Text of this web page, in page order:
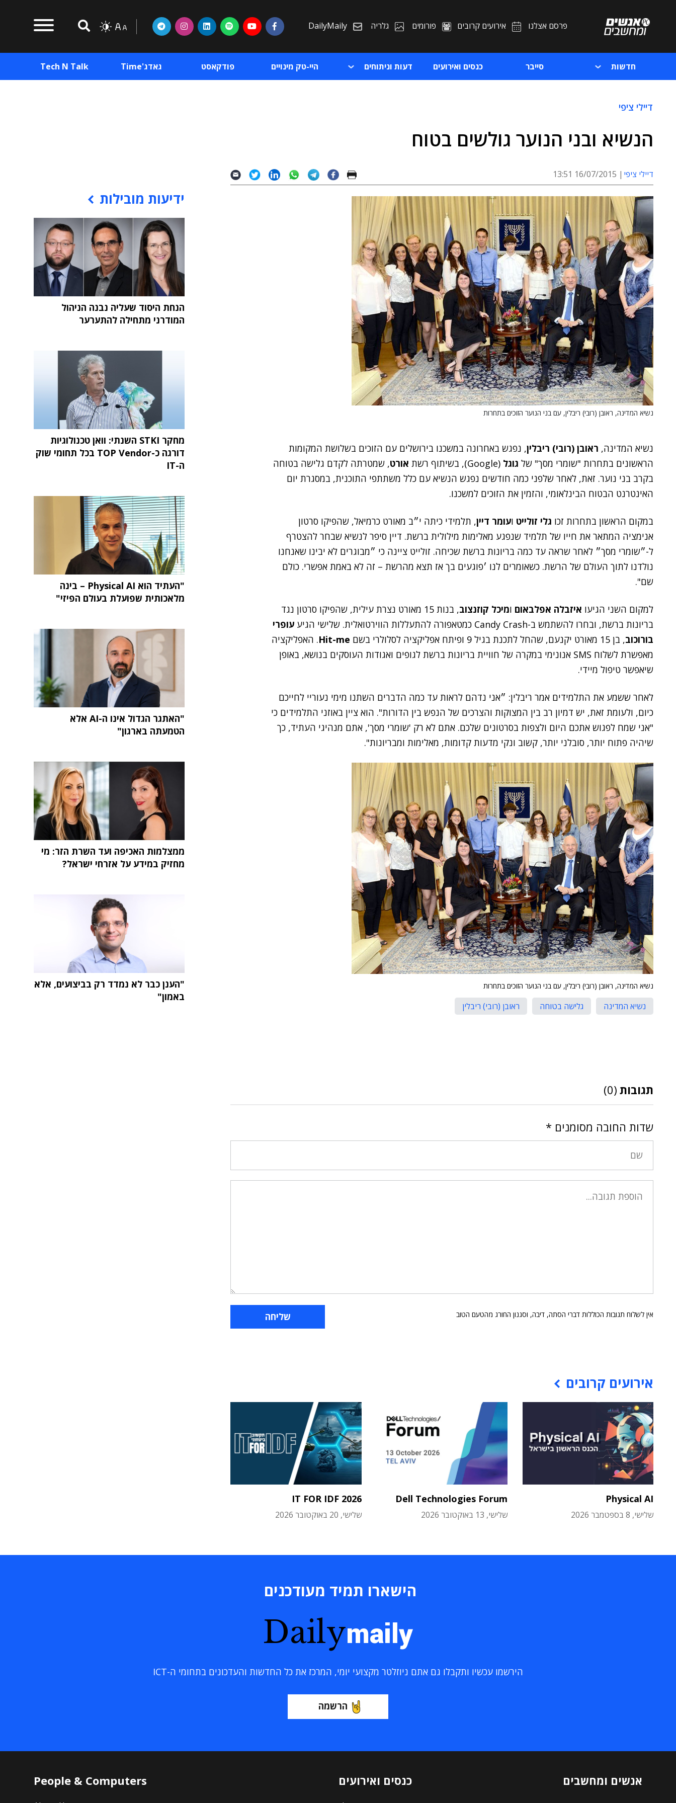
פרסם אצלנו אירועים קרובים פורומים גלריה DailyMaily
חדשות סייבר כנסים ואירועים דעות וניתוחים היי-טק מינויים פודקאסט גאדג'Time Tech N Talk
דיילי ציפי
הנשיא ובני הנוער גולשים בטוח
דיילי ציפי 16/07/2015 13:51
נשיא המדינה, ראובן (רובי) ריבלין, עם בני הנוער הזוכים בתחרות
נשיא המדינה, ראובן (רובי) ריבלין, נפגש באחרונה במשכנו בירושלים עם הזוכים בשלושת המקומות
הראשונים בתחרות "שומרי מסך" של גוגל (Google), בשיתוף רשת אורט, שמטרתה לקדם גלישה בטוחה
בקרב בני נוער. זאת, לאחר שלפני כמה חודשים נפגש הנשיא עם כלל משתתפי התוכנית, במסגרת יום
האינטרנט הבטוח הבינלאומי, והזמין את הזוכים למשכנו.
במקום הראשון בתחרות זכו גלי זולייט ועומר דיין, תלמידי כיתה י״ב מאורט כרמיאל, שהפיקו סרטון
אנימציה המתאר את חייו של תלמיד שנפגע מאלימות מילולית ברשת. דיין סיפר לנשיא שבחר להצטרף
ל-״שומרי מסך״ לאחר שראה עד כמה בריונות ברשת שכיחה. זולייט ציינה כי ״מבוגרים לא יבינו שאנחנו
נולדנו לתוך העולם של הרשת. כשאומרים לנו ׳פוגעים בך אז תצא מהרשת – זה לא באמת אפשרי. כולם
שם".
למקום השני הגיעו איזבלה אפלבאום ומיכל קוזנצוב
, בנות 15 מאורט נצרת עילית, שהפיקו סרטון נגד
בריונות ברשת, ובחרו להשתמש ב-Candy Crash כמטאפורה להתעללות הווירטואלית. שלישי הגיע
עופרי
בורוכוב, בן 15 מאורט יקנעם, שהחל לתכנת בגיל 9 ופיתח אפליקציה לסלולרי בשם Hit-me. האפליקציה
מאפשרת לשלוח SMS אנונימי במקרה של חוויית בריונות ברשת לגופים ואגודות העוסקים בנושא, באופן
שיאפשר טיפול מיידי.
לאחר ששמע את התלמידים אמר ריבלין: ״אני נדהם לראות עד כמה הדברים השתנו מימי נעוריי לחייכם
כיום, ולעומת זאת, יש דמיון רב בין המצוקות והצרכים של הנפש בין הדורות". הוא ציין באוזני התלמידים כי
"אני שמח לפגוש אתכם היום ולצפות בסרטונים שלכם. אתם לא רק 'שומרי מסך', אתם מנהיגי העתיד, כך
שיהיה פתוח יותר, סובלני יותר, קשוב ונקי מדעות קדומות, מאלימות ומבריונות".
נשיא המדינה, ראובן (רובי) ריבלין, עם בני הנוער הזוכים בתחרות
נשיא המדינה גלישה בטוחה ראובן (רובי) ריבלין
תגובות (0)
שדות החובה מסומנים *
אין לשלוח תגובות הכוללות דברי הסתה, דיבה, וסגנון החורג מהטעם הטוב
אירועים קרובים
Physical AI
שלישי, 8 בספטמבר 2026
Dell Technologies Forum
שלישי, 13 באוקטובר 2026
IT FOR IDF 2026
שלישי, 20 באוקטובר 2026
ידיעות מובילות
הנחת היסוד שעליה נבנה הניהול
המודרני מתחילה להתערער
מחקר STKI השנתי: וואן טכנולוגיות
דורגה כ-TOP Vendor בכל תחומי שוק
ה-IT
"העתיד הוא Physical AI – בינה
מלאכותית שפועלת בעולם הפיזי"
"האתגר הגדול אינו ה-AI אלא
הטמעתה בארגון"
ממצלמות האכיפה ועד השרת הזר: מי
מחזיק במידע על אזרחי ישראל?
"הענן כבר לא נמדד רק בביצועים, אלא
באמון"
הישארו תמיד מעודכנים
Dailymaily
הירשמו עכשיו ותקבלו גם אתם ניוזלטר מקצועי יומי, המרכז את כל החדשות והעדכונים בתחומי ה-ICT
הרשמה
אנשים ומחשבים כנסים ואירועים People & Computers